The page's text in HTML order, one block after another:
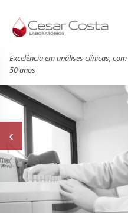
Excelência em análises clínicas,
50 anos
‹